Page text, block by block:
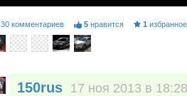
30 комментариев 5 нравится 1 избранное
150rus 17 ноя 2013 в 18:28